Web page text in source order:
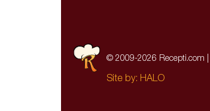
© 2009-2026 Recepti.com |
Site by: HALO